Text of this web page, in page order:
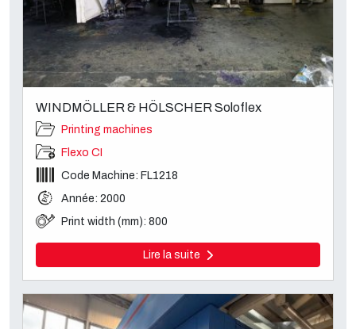
WINDMÖLLER & HÖLSCHER Soloflex
Printing machines
Flexo CI
Code Machine: FL1218
Année: 2000
Print width (mm): 800
Lire la suite